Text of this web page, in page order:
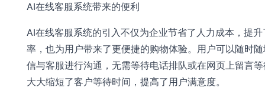
AI在线客服系统带来的便利
AI在线客服系统的引入不仅为企业节省了人力成本，提
率，也为用户带来了更便捷的购物体验。用户可以随时
信与客服进行沟通，无需等待电话排队或在网页上留言
大大缩短了客户等待时间，提高了用户满意度。